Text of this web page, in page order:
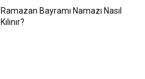
Ramazan Bayramı Namazı Nasıl
Kılınır?